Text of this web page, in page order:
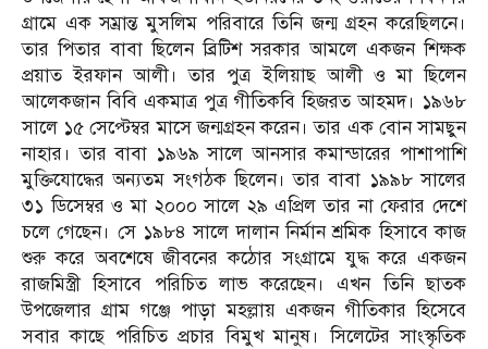
গ্রামে এক সম্রান্ত মুসলিম পরিবারে তিনি জন্ম গ্রহন করেছিলনে।
তার পিতার বাবা ছিলেন ব্রিটিশ সরকার আমলে একজন শিক্ষক
প্রয়াত ইরফান আলী। তার পুত্র ইলিয়াছ আলী ও মা ছিলেন
আলেকজান বিবি একমাত্র পুত্র গীতিকবি হিজরত আহমদ। ১৯৬৮
সালে ১৫ সেপ্টেম্বর মাসে জন্মগ্রহন করেন। তার এক বোন সামছুন
নাহার। তার বাবা ১৯৬৯ সালে আনসার কমান্ডারের পাশাপাশি
মুক্তিযোদ্ধের অন্যতম সংগঠক ছিলেন। তার বাবা ১৯৯৮ সালের
৩১ ডিসেম্বর ও মা ২০০০ সালে ২৯ এপ্রিল তার না ফেরার দেশে
চলে গেছেন। সে ১৯৮৪ সালে দালান নির্মান শ্রমিক হিসাবে কাজ
শুরু করে অবশেষে জীবনের কঠোর সংগ্রামে যুদ্ধ করে একজন
রাজমিস্ত্রী হিসাবে পরিচিত লাভ করেছেন। এখন তিনি ছাতক
উপজেলার গ্রাম গঞ্জে পাড়া মহল্লায় একজন গীতিকার হিসেবে
সবার কাছে পরিচিত প্রচার বিমুখ মানুষ। সিলেটের সাংস্কৃতিক